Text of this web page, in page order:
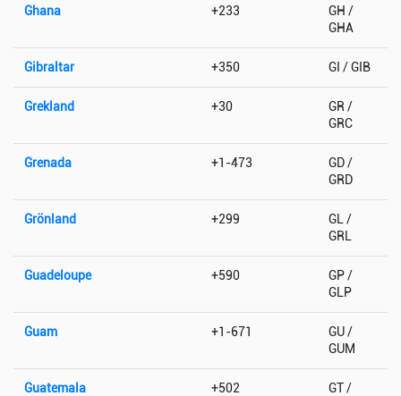
Ghana +233
GH /
GHA
Gibraltar +350 GI / GIB
Grekland +30
GR /
GRC
Grenada +1-473
GD /
GRD
Grönland +299
GL /
GRL
Guadeloupe +590
GP /
GLP
Guam +1-671
GU /
GUM
Guatemala +502
GT /